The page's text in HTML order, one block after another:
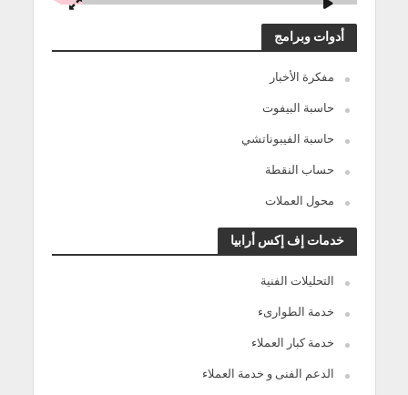
أدوات وبرامج
مفكرة الأخبار
حاسبة البيفوت
حاسبة الفيبوناتشي
حساب النقطة
محول العملات
خدمات إف إكس أرابيا
التحليلات الفنية
خدمة الطوارىء
خدمة كبار العملاء
الدعم الفنى و خدمة العملاء